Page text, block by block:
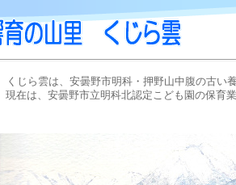
くじら雲は、安曇野市明科・押野山中腹の古い
現在は、安曇野市立明科北認定こども園の保育業